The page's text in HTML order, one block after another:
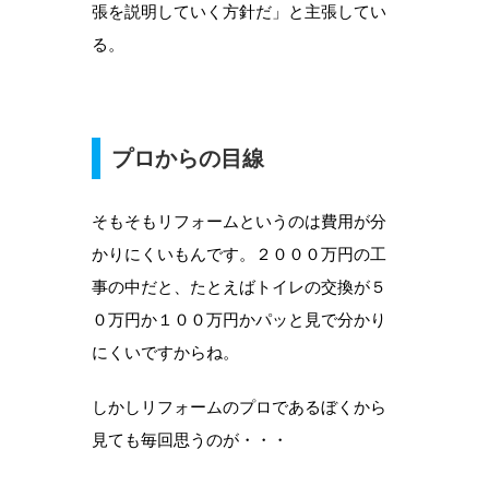
張を説明していく方針だ」と主張してい
る。
プロからの目線
そもそもリフォームというのは費用が分
かりにくいもんです。２０００万円の工
事の中だと、たとえばトイレの交換が５
０万円か１００万円かパッと見で分かり
にくいですからね。
しかしリフォームのプロであるぼくから
見ても毎回思うのが・・・